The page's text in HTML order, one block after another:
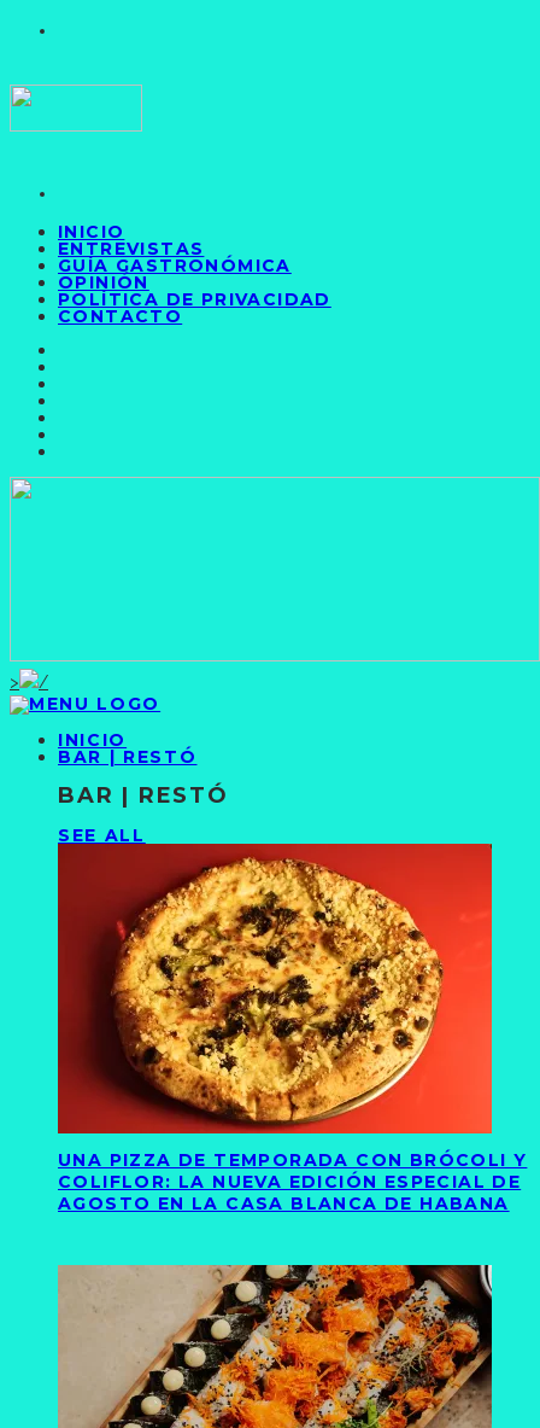
INICIO
ENTREVISTAS
GUÍA GASTRONÓMICA
OPINIÓN
POLÍTICA DE PRIVACIDAD
CONTACTO
>
INICIO
BAR | RESTÓ
BAR | RESTÓ
SEE ALL
UNA PIZZA DE TEMPORADA CON BRÓCOLI Y
COLIFLOR: LA NUEVA EDICIÓN ESPECIAL DE
AGOSTO EN LA CASA BLANCA DE HABANA